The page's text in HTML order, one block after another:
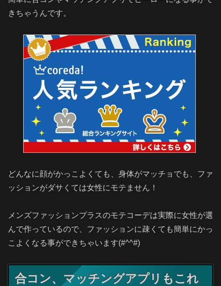
きちゃうんです。
どんなに顔がかっこよくても、身体がマッチョでも、ファ
ッションがダサくては女性にモテません！
メンズファッションプラスのモテコーデは実際に女性が選
んで作っているので、ファッションに疎くても簡単にかっ
こよくなる事ができちゃいます(#^^#)
合コン、マッチングアプリもこれ